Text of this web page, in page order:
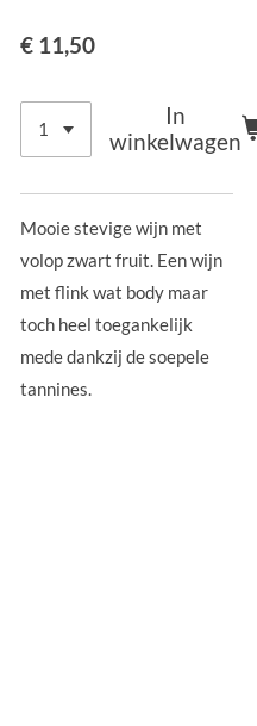
€ 11,50
In
winkelwagen
Mooie stevige wijn met
volop zwart fruit. Een wijn
met flink wat body maar
toch heel toegankelijk
mede dankzij de soepele
tannines.